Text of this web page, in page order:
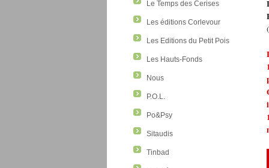
Le Temps des Cerises
Les éditions Corlevour
Les Editions du Petit Pois
Les Hauts-Fonds
Nous
P.O.L.
Po&Psy
Sitaudis
Tinbad